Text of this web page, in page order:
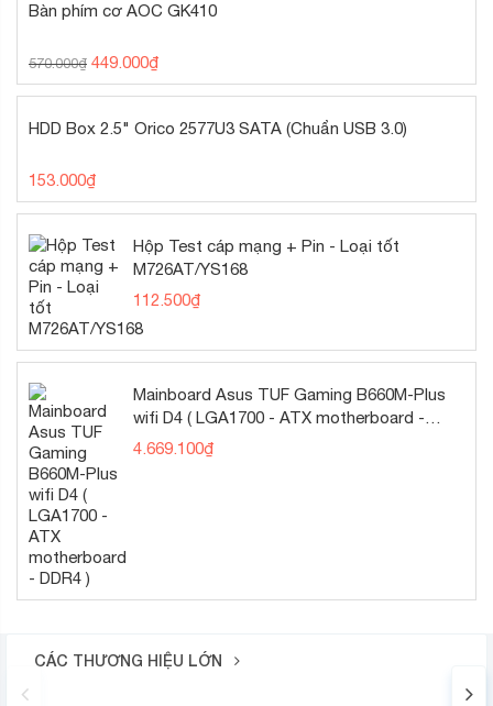
Bàn phím cơ AOC GK410
570.000₫ 449.000₫
HDD Box 2.5" Orico 2577U3 SATA (Chuẩn USB 3.0)
153.000₫
Hộp Test cáp mạng + Pin - Loại tốt
M726AT/YS168
112.500₫
Mainboard Asus TUF Gaming B660M-Plus
wifi D4 ( LGA1700 - ATX motherboard -
DDR4 )
4.669.100₫
CÁC THƯƠNG HIỆU LỚN